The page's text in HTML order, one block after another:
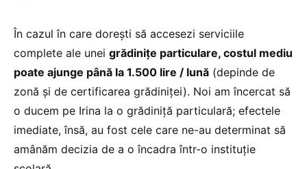
În cazul în care dorești să accesezi serviciile
complete ale unei grădinițe particulare, costul mediu
poate ajunge până la 1.500 lire / lună (depinde de
zonă și de certificarea grădiniței). Noi am încercat să
o ducem pe Irina la o grădiniță particulară; efectele
imediate, însă, au fost cele care ne-au determinat să
amânăm decizia de a o încadra într-o instituție